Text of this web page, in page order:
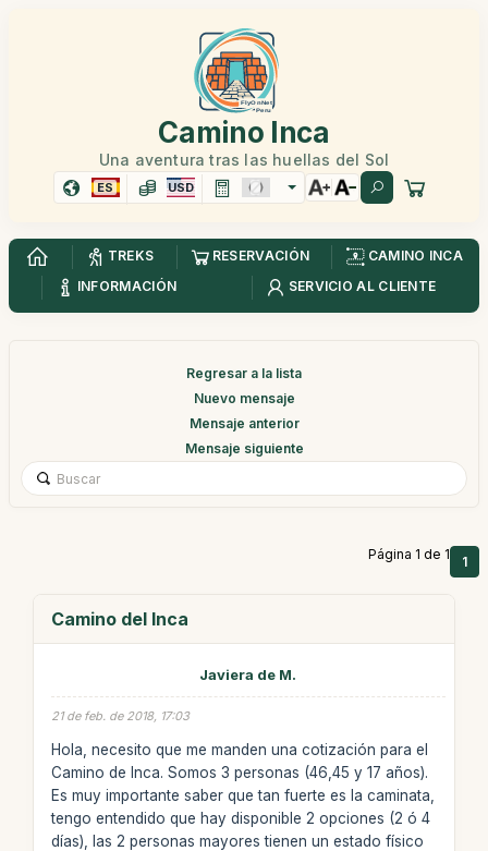
Camino Inca
Una aventura tras las huellas del Sol
ES USD
TREKS RESERVACIÓN
CAMINO INCA
INFORMACIÓN
SERVICIO AL CLIENTE
Regresar a la lista
Nuevo mensaje
Mensaje anterior
Mensaje siguiente
Página 1 de 1 1
Camino del Inca
Javiera de M.
21 de feb. de 2018, 17:03
Hola, necesito que me manden una cotización para el
Camino de Inca. Somos 3 personas (46,45 y 17 años).
Es muy importante saber que tan fuerte es la caminata,
tengo entendido que hay disponible 2 opciones (2 ó 4
días), las 2 personas mayores tienen un estado físico